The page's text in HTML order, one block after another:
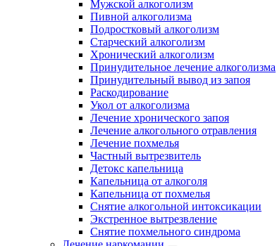
Мужской алкоголизм
Пивной алкоголизма
Подростковый алкоголизм
Старческий алкоголизм
Хронический алкоголизм
Принудительное лечение алкоголизма
Принудительный вывод из запоя
Раскодирование
Укол от алкоголизма
Лечение хронического запоя
Лечение алкогольного отравления
Лечение похмелья
Частный вытрезвитель
Детокс капельница
Капельница от алкоголя
Капельница от похмелья
Снятие алкогольной интоксикации
Экстренное вытрезвление
Снятие похмельного синдрома